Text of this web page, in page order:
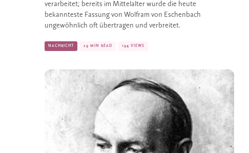
verarbeitet; bereits im Mittelalter wurde die heute
bekannteste Fassung von Wolfram von Eschenbach
ungewöhnlich oft übertragen und verbreitet.
NACHRICHT 29 MIN READ 194 VIEWS